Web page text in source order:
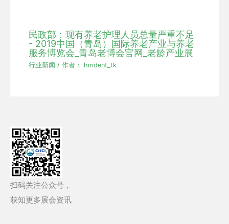
民政部：现有养老护理人员总量严重不足
- 2019中国（青岛）国际养老产业与养老
服务博览会_青岛老博会官网_老龄产业展
行业新闻 / 作者： hmdent_tk
扫码关注公众号，
获知更多展会资讯